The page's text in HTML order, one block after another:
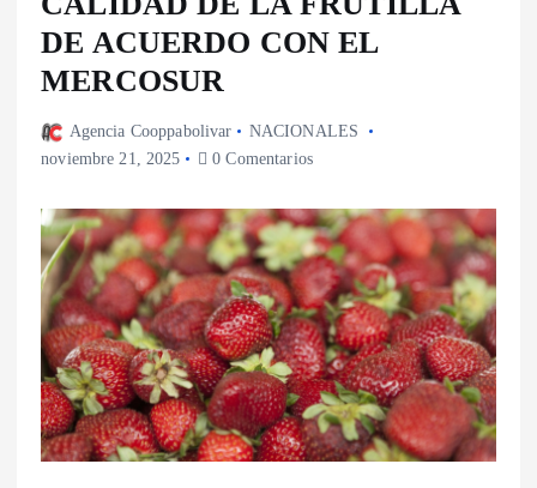
DE ACUERDO CON EL
MERCOSUR
Agencia Cooppabolivar
NACIONALES
noviembre 21, 2025
0 Comentarios